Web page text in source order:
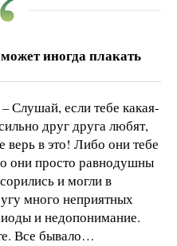
иногда плакать
Слушай, если тебе какая-
друг друга любят,
верь в это! Либо они тебе
они просто равнодушны
и могли в
много неприятных
и недопонимание.
Все бывало…